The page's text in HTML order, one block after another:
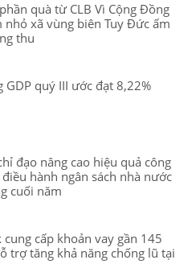
quà từ CLB Vì Cộng Đồng
nhỏ xã vùng biên Tuy Đức ấm
thu
GDP quý III ước đạt 8,22%
đạo nâng cao hiệu quả công
hành ngân sách nhà nước
cuối năm
cấp khoản vay gần 145
trợ tăng khả năng chống lũ tại